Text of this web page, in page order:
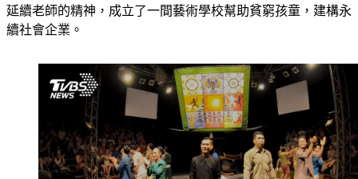
續社會企業。